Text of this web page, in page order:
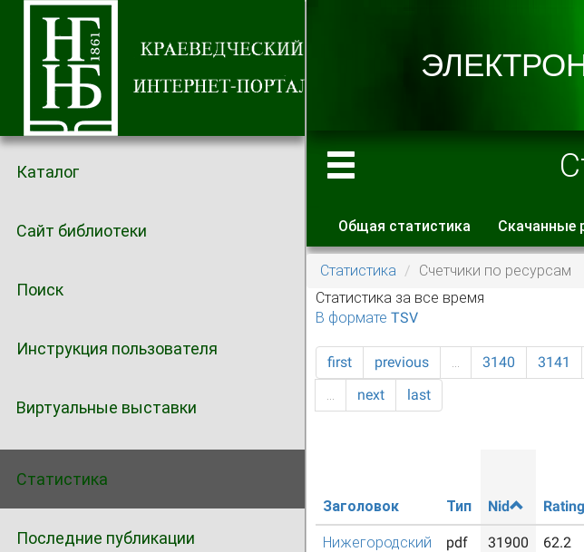
Каталог
Сайт библиотеки
Поиск
Инструкция пользователя
Виртуальные выставки
Статистика
Последние публикации
Главные вкладки
Общая статистика Скачанные
Статистика
Счетчики по ресурсам
Статистика за все время
В формате TSV
first previous … 3140 3141
…
next last
Заголовок Тип Nid Rating
Нижегородский
pdf 31900 62.2